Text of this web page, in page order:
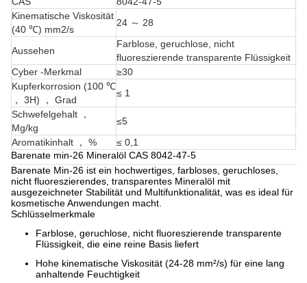
Kinematische Viskosität
(40 ℃) mm2/s
24 ～ 28
Aussehen
Farblose, geruchlose, nicht
fluoreszierende transparente Flüssigkeit
Cyber ​​-Merkmal
≥30
Kupferkorrosion (100 ℃
， 3H) ， Grad
≤ 1
Schwefelgehalt ，
Mg/kg
≤5
Aromatikinhalt ， %
≤ 0,1
Barenate min-26 Mineralöl CAS 8042-47-5
Barenate Min-26 ist ein hochwertiges, farbloses, geruchloses,
nicht fluoreszierendes, transparentes Mineralöl mit
ausgezeichneter Stabilität und Multifunktionalität, was es ideal für
kosmetische Anwendungen macht.
Schlüsselmerkmale
Farblose, geruchlose, nicht fluoreszierende transparente
Flüssigkeit, die eine reine Basis liefert
Hohe kinematische Viskosität (24-28 mm²/s) für eine lang
anhaltende Feuchtigkeit